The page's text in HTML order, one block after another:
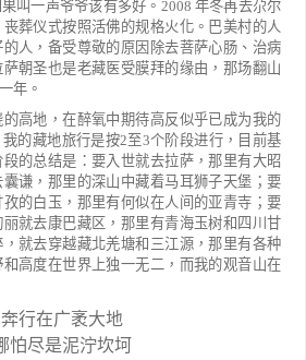
叫一声爷爷该有多好。 2008 年冬再去尕尔
葬仪式按照活佛的规格火化。巴美村的人
人，备受尊敬的原因除去菩萨心肠、治病
朝圣也是老藏医受膜拜的缘由，那场翻山
年。
高地，在醉氧中期待高反似乎已成为我的
的藏地旅行是按2至3个阶段进行，目前基
的总结是：要入世就去拉萨，那里有大昭
谦，那里的深山中藏着马耳狮子天堡；要
的白玉，那里有何似在人间的亚青寺；要
就去康巴藏区，那里有青海玉树和四川甘
就去穿越藏北羌塘和三江源，那里有各种
高度在世界上独一无二， 而我的观音山在
奔行在广袤大地
怕尽是泥泞坎坷